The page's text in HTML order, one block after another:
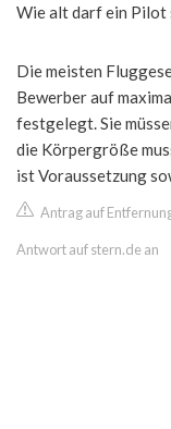
Wie alt darf ein Pilot
Die meisten
Bewerber auf
festgelegt. Sie
die Körpergröße
ist Voraussetzung
Antrag auf
Antwort auf stern.de an